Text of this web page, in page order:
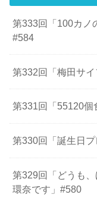
第333回「100カノ
#584
第332回「梅田サ
第331回「55120個
第330回「誕生日
第329回「どうも
環奈です」#580